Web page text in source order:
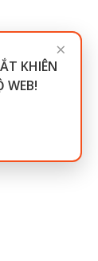
×
KHIÊN
WEB!